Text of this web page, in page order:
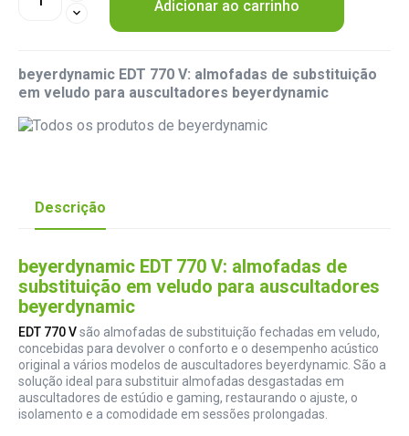
Adicionar ao carrinho
beyerdynamic EDT 770 V: almofadas de substituição
em veludo para auscultadores beyerdynamic
Descrição
beyerdynamic EDT 770 V: almofadas de
substituição em veludo para auscultadores
beyerdynamic
EDT 770 Vsão almofadas de substituição fechadas em veludo,
concebidas para devolver o conforto e o desempenho acústico
original a vários modelos de auscultadores beyerdynamic. São a
solução ideal para substituir almofadas desgastadas em
auscultadores de estúdio e gaming, restaurando o ajuste, o
isolamento e a comodidade em sessões prolongadas.